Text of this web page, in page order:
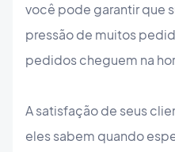
você pode garantir que
pressão de muitos
pedidos cheguem na
A satisfação de seus
eles sabem quando